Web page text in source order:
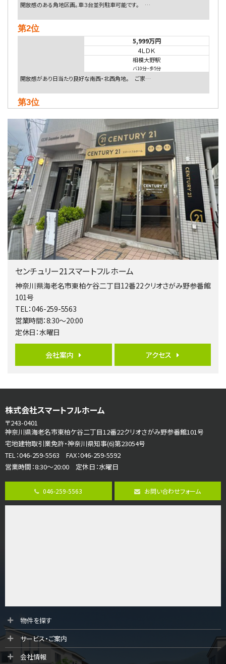
開放感のある角地区画。車３台並列駐車可能です。 …
第2位
5,999万円
4ＬＤＫ
相模大野駅
バ10分・歩5分
開放感があり日当たり良好な南西・北西角地。 ご家…
第3位
4ＬＤＫ
相模大野駅
バ9分・歩4分
２０１５年６月築、積水ハウス施工住宅です。 南東…
第4位
4,080万円
4ＬＤＫ
淵野辺駅
歩17分
南側道路に面しており日当たり良好。 キッチンから…
第5位
3,680万円
バ19分・ 歩8分
開放感があり日当たり良好な南西・北西角地区画。 …
第6位
4ＳＬＤＫ
海老名駅
さがみ野駅
歩17分
ご家族が集まるLDKは１７．５帖とゆとりある広さ…
第8位
3,598万円
4ＬＤＫ
長後駅
第10位
3,990万円
古淵駅
センチュリー21スマートフルホーム
神奈川県海老名市東柏ケ谷二丁目12番22クリオさがみ野参番館
101号
TEL：046-259-5563
営業時間：8:30～20:00
定休日：水曜日
会社案内 アクセス
株式会社スマートフルホーム
〒243-0401
神奈川県海老名市東柏ケ谷二丁目12番22クリオさがみ野参番館101号
宅地建物取引業免許・神奈川県知事(6)第23054号
TEL：046-259-5563 FAX：046-259-5592
営業時間：8:30～20:00 定休日：水曜日
046-259-5563 お問い合わせフォーム
物件を探す
サービス・ご案内
会社情報